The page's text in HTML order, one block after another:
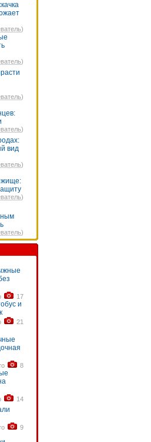
)
)
)
)
вид
)
)
)
17
и
21
8
14
9